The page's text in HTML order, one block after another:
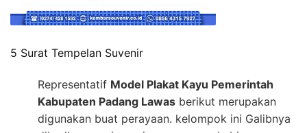
5 Surat Tempelan Suvenir
Representatif Model Plakat Kayu Pemerintah
Kabupaten Padang Lawas berikut merupakan
digunakan buat perayaan. kelompok ini Galibnya